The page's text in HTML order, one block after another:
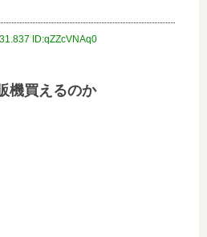
ID:qZZcVNAq0
機買えるのか